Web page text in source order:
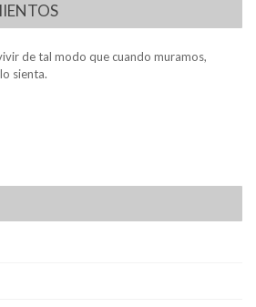
de tal modo que cuando muramos,
sienta.